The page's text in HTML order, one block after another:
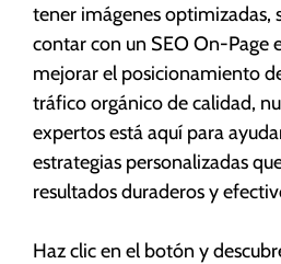
tener imágenes optimizadas,
contar con un SEO On-Page
mejorar el posicionamiento
tráfico orgánico de calidad,
expertos está aquí para
estrategias personalizadas
resultados duraderos y
Haz clic en el botón y